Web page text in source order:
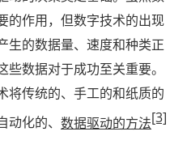
的作用，但数字技术的出现
生的数据量、速度和种类正
数据对于成功至关重要。
将传统的、手工的和纸质的
化的、 数据驱动的方法[3]